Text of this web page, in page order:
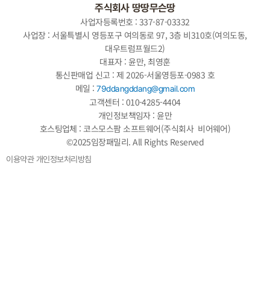
주식회사 땅땅무슨땅
사업자등록번호 : 337-87-03332
사업장 : 서울특별시 영등포구 여의동로 97, 3층 비310호(여의도동,
대우트럼프월드2)
대표자 : 윤만, 최영훈
통신판매업 신고 : 제 2026-서울영등포-0983 호
메일 :79ddangddang@gmail.com
고객센터 : 010-4285-4404
개인정보책임자 : 윤만
호스팅업체 : 코스모스팜 소프트웨어(주식회사 비어웨어)
©2025임장패밀리. All Rights Reserved
이용약관개인정보처리방침